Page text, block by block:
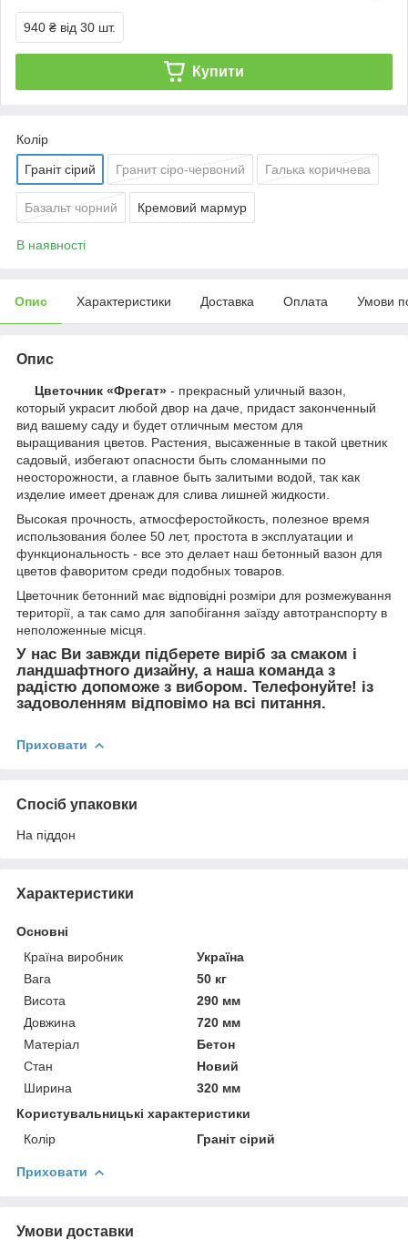
940 ₴ від 30 шт.
Купити
Колір
Граніт сірий Гранит сіро-червоний Галька коричнева
Базальт чорний Кремовий мармур
В наявності
Опис Характеристики Доставка Оплата Умови
Опис
Цветочник «Фрегат» - прекрасный уличный вазон,
который украсит любой двор на даче, придаст законченный
вид вашему саду и будет отличным местом для
выращивания цветов. Растения, высаженные в такой цветник
садовый, избегают опасности быть сломанными по
неосторожности, а главное быть залитыми водой, так как
изделие имеет дренаж для слива лишней жидкости.
Высокая прочность, атмосферостойкость, полезное время
использования более 50 лет, простота в эксплуатации и
функциональность - все это делает наш бетонный вазон для
цветов фаворитом среди подобных товаров.
Цветочник бетонний має відповідні розміри для розмежування
території, а так само для запобігання заїзду автотранспорту в
неположенные місця.
У нас Ви завжди підберете виріб за смаком і
ландшафтного дизайну, а наша команда з
радістю допоможе з вибором. Телефонуйте! із
задоволенням відповімо на всі питання.
Приховати
Спосіб упаковки
На піддон
Характеристики
Основні
Країна виробник
Україна
Вага
50 кг
Висота
290 мм
Довжина
720 мм
Матеріал
Бетон
Стан
Новий
Ширина
320 мм
Користувальницькі характеристики
Колір
Граніт сірий
Приховати
Умови доставки